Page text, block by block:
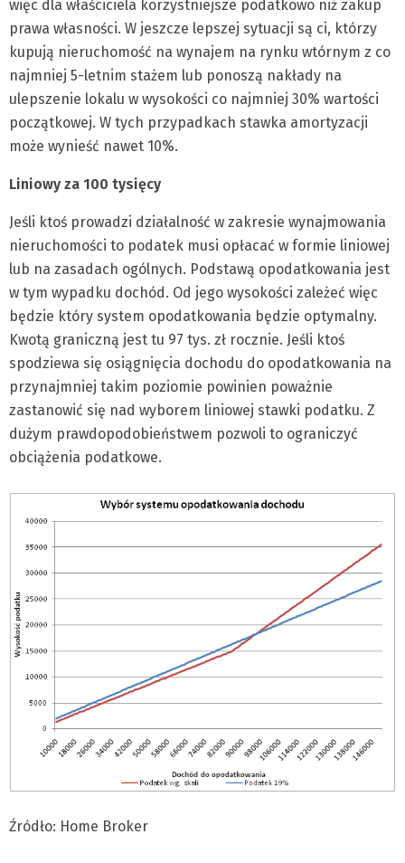
więc dla właściciela korzystniejsze podatkowo niż zakup
prawa własności. W jeszcze lepszej sytuacji są ci, którzy
kupują nieruchomość na wynajem na rynku wtórnym z co
najmniej 5-letnim stażem lub ponoszą nakłady na
ulepszenie lokalu w wysokości co najmniej 30% wartości
początkowej. W tych przypadkach stawka amortyzacji
może wynieść nawet 10%.
Liniowy za 100 tysięcy
Jeśli ktoś prowadzi działalność w zakresie wynajmowania
nieruchomości to podatek musi opłacać w formie liniowej
lub na zasadach ogólnych. Podstawą opodatkowania jest
w tym wypadku dochód. Od jego wysokości zależeć więc
będzie który system opodatkowania będzie optymalny.
Kwotą graniczną jest tu 97 tys. zł rocznie. Jeśli ktoś
spodziewa się osiągnięcia dochodu do opodatkowania na
przynajmniej takim poziomie powinien poważnie
zastanowić się nad wyborem liniowej stawki podatku. Z
dużym prawdopodobieństwem pozwoli to ograniczyć
obciążenia podatkowe.
Źródło: Home Broker